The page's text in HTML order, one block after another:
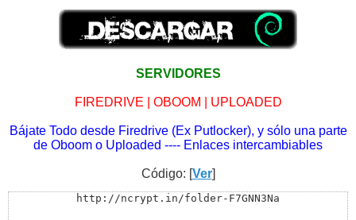
SERVIDORES
FIREDRIVE | OBOOM | UPLOADED
Bájate Todo desde Firedrive (Ex Putlocker), y sólo una parte
de Oboom o Uploaded ---- Enlaces intercambiables
Código: [Ver]
http://ncrypt.in/folder-F7GNN3Na